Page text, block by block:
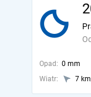
Opad: 0 mm
Wiatr:
7